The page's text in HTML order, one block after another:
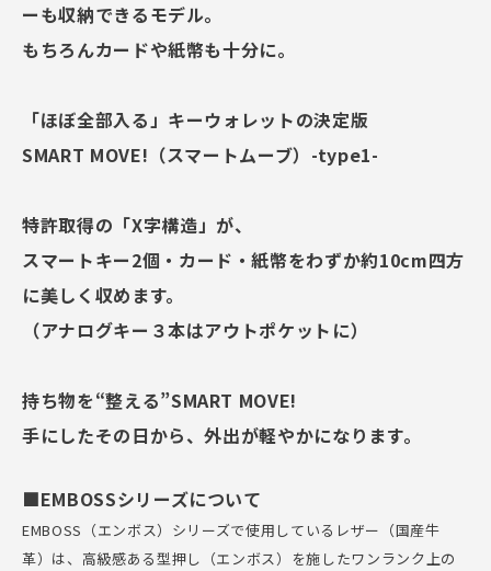
ーも収納できるモデル。
もちろんカードや紙幣も十分に。
「ほぼ全部入る」キーウォレットの決定版
SMART MOVE!（スマートムーブ）-type1-
特許取得の「X字構造」が、
スマートキー2個・カード・紙幣をわずか約10cm四方
に美しく収めます。
（アナログキー３本はアウトポケットに）
持ち物を“整える”SMART MOVE!
手にしたその日から、外出が軽やかになります。
■EMBOSSシリーズについて
EMBOSS（エンボス）シリーズで使用しているレザー（国産牛
革）は、高級感ある型押し（エンボス）を施したワンランク上の